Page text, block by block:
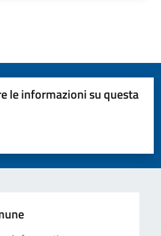
le informazioni su questa
stelle su 5
su 5
5